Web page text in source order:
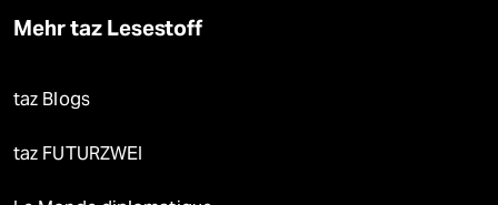
Mehr taz Lesestoff
taz Blogs
taz FUTURZWEI